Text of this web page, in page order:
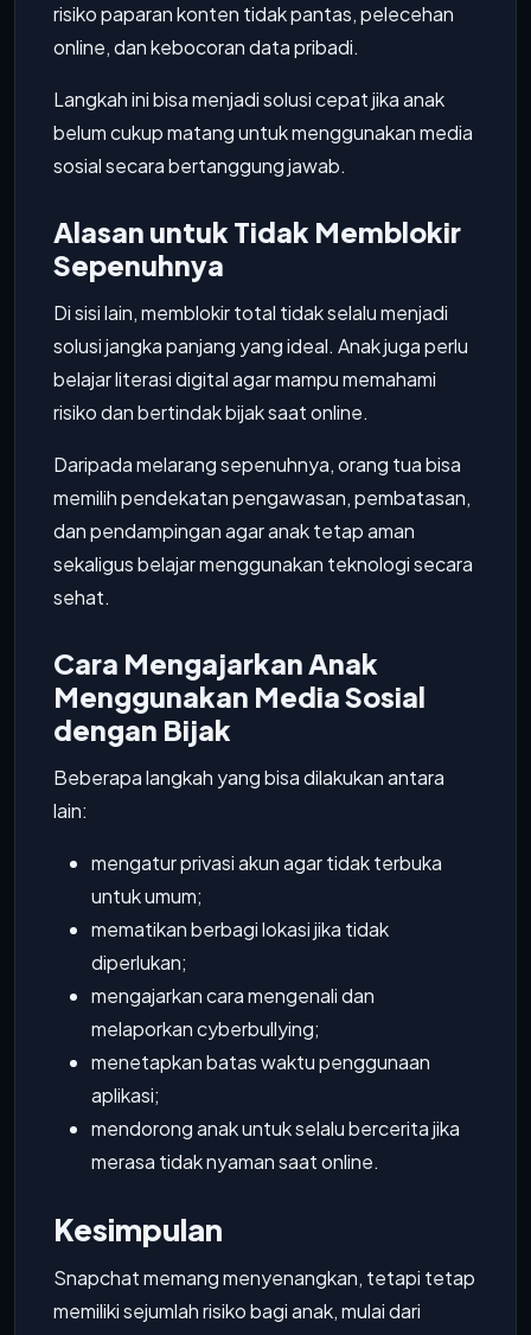
risiko paparan konten tidak pantas, pelecehan
online, dan kebocoran data pribadi.
Langkah ini bisa menjadi solusi cepat jika anak
belum cukup matang untuk menggunakan media
sosial secara bertanggung jawab.
Alasan untuk Tidak Memblokir
Sepenuhnya
Di sisi lain, memblokir total tidak selalu menjadi
solusi jangka panjang yang ideal. Anak juga perlu
belajar literasi digital agar mampu memahami
risiko dan bertindak bijak saat online.
Daripada melarang sepenuhnya, orang tua bisa
memilih pendekatan pengawasan, pembatasan,
dan pendampingan agar anak tetap aman
sekaligus belajar menggunakan teknologi secara
sehat.
Cara Mengajarkan Anak
Menggunakan Media Sosial
dengan Bijak
Beberapa langkah yang bisa dilakukan antara
lain:
mengatur privasi akun agar tidak terbuka
untuk umum;
mematikan berbagi lokasi jika tidak
diperlukan;
mengajarkan cara mengenali dan
melaporkan cyberbullying;
menetapkan batas waktu penggunaan
aplikasi;
mendorong anak untuk selalu bercerita jika
merasa tidak nyaman saat online.
Kesimpulan
Snapchat memang menyenangkan, tetapi tetap
memiliki sejumlah risiko bagi anak, mulai dari